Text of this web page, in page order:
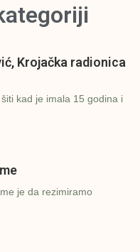
Krojačka radionica
kad je imala 15 godina i
je da rezimiramo